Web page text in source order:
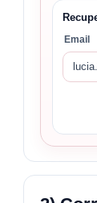
Email